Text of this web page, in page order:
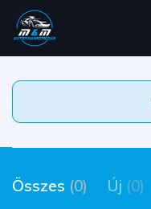
Összes (0) Új (0)